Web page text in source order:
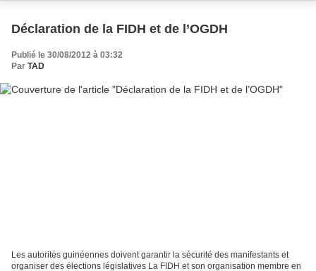
Déclaration de la FIDH et de l’OGDH
Publié le 30/08/2012 à 03:32
Par TAD
Les autorités guinéennes doivent garantir la sécurité des manifestants et
organiser des élections législatives La FIDH et son organisation membre en